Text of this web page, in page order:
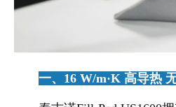
一、16 W/m·K 高导热